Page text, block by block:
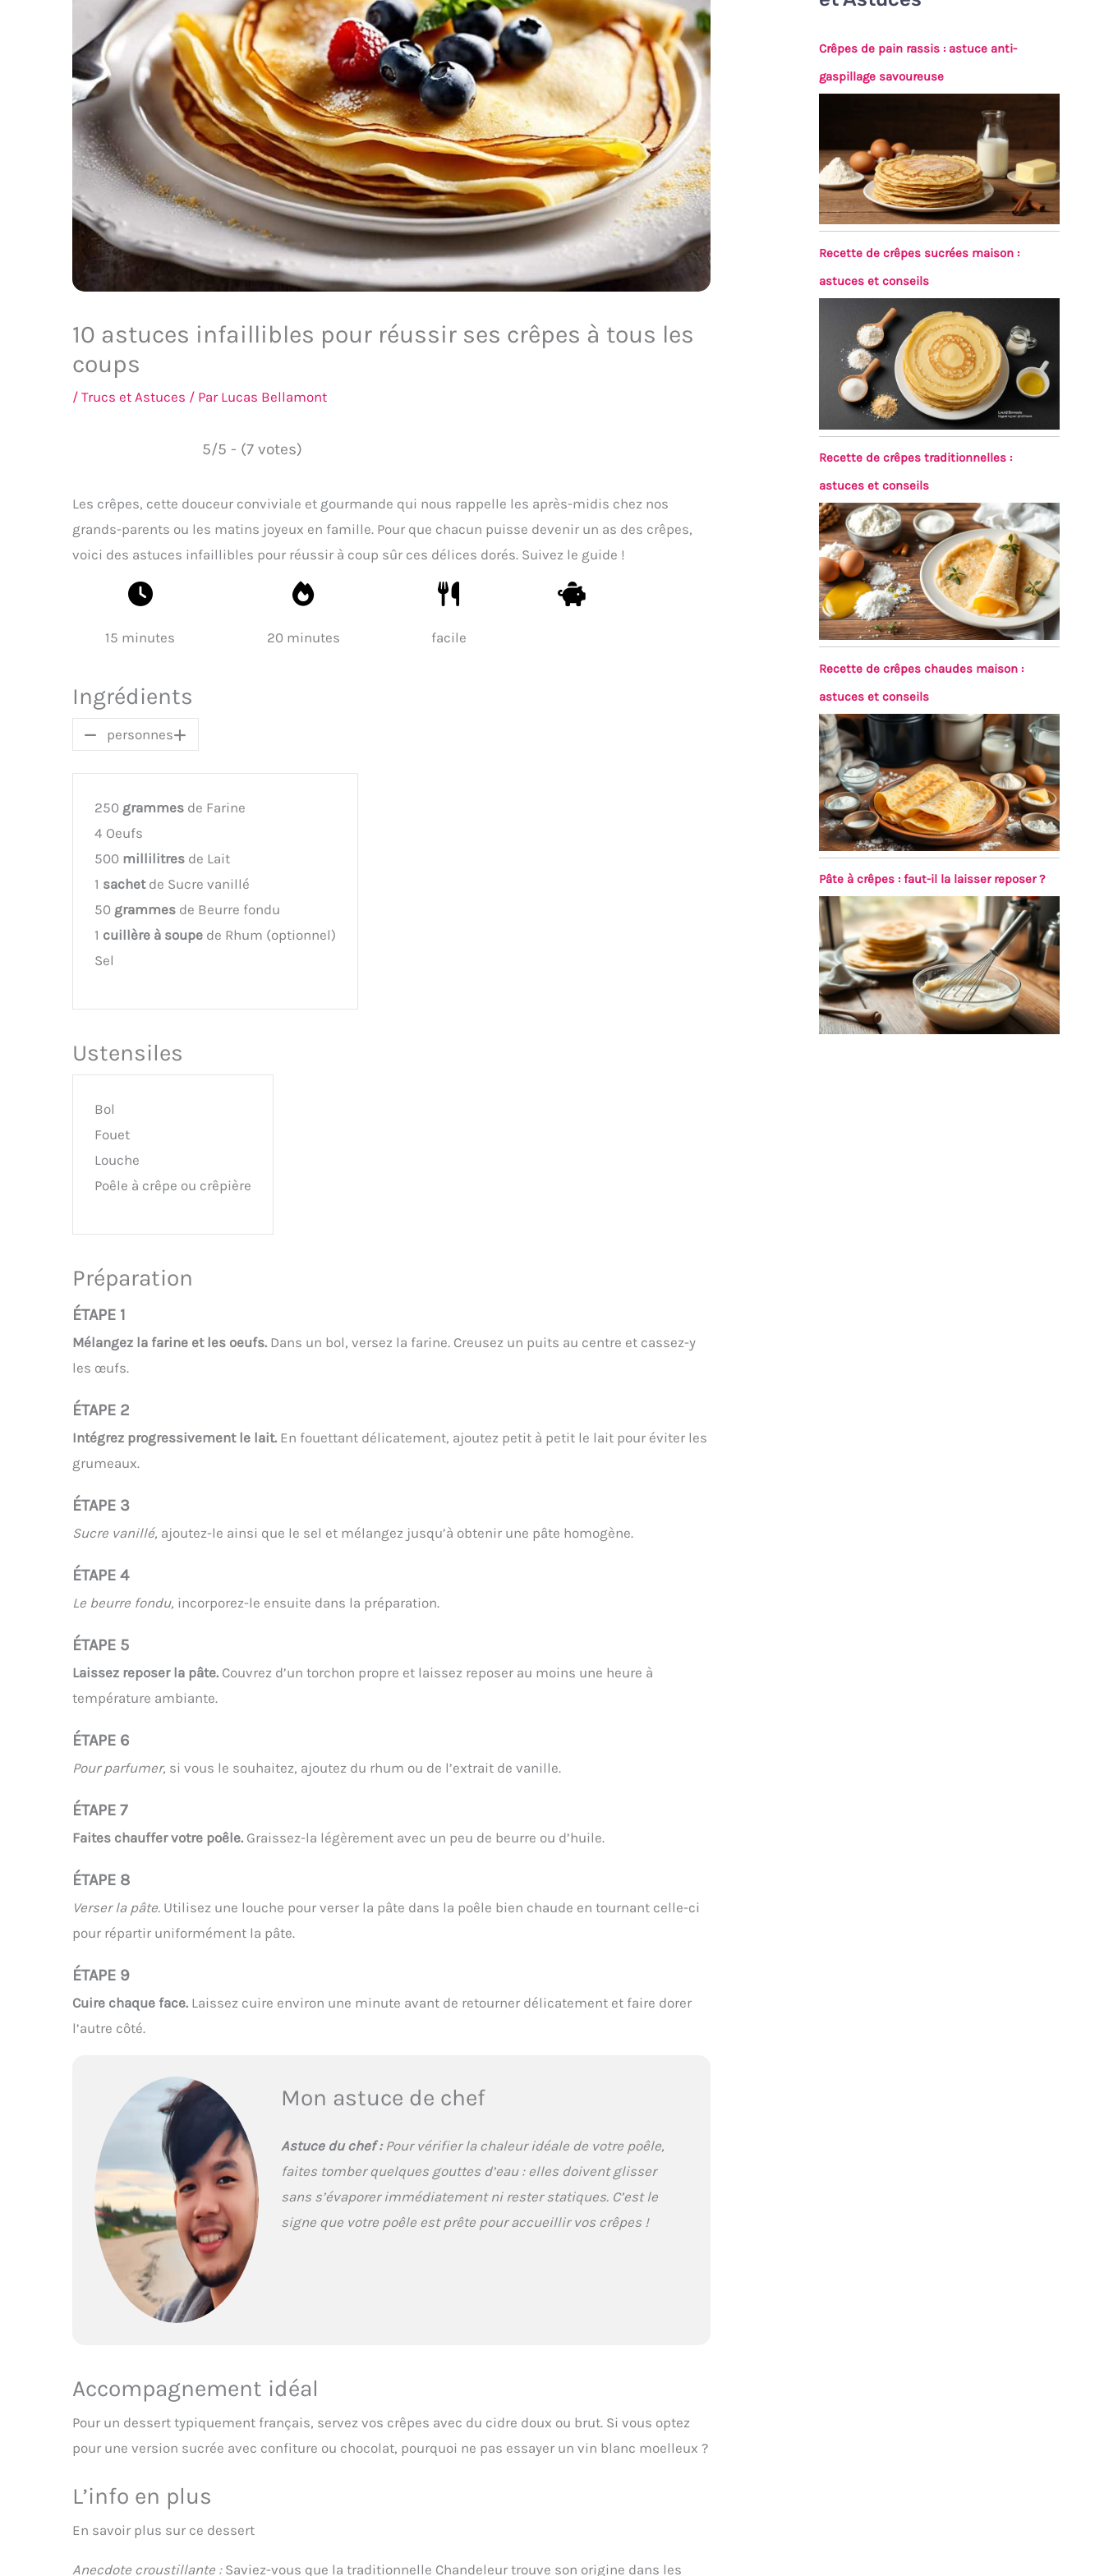
10 astuces infaillibles pour réussir ses crêpes à tous les
coups
/ Trucs et Astuces / Par Lucas Bellamont
5/5 - (7 votes)
Les crêpes, cette douceur conviviale et gourmande qui nous rappelle les après-midis chez nos
grands-parents ou les matins joyeux en famille. Pour que chacun puisse devenir un as des crêpes,
voici des astuces infaillibles pour réussir à coup sûr ces délices dorés. Suivez le guide !
15 minutes 20 minutes facile
Ingrédients
personnes
250 grammes de Farine
4 Oeufs
500 millilitres de Lait
1 sachetde Sucre vanillé
50 grammes de Beurre fondu
1 cuillère à soupe de Rhum (optionnel)
Sel
Ustensiles
Bol
Fouet
Louche
Poêle à crêpe ou crêpière
Préparation
ÉTAPE 1
Mélangez la farine et les oeufs. Dans un bol, versez la farine. Creusez un puits au centre et cassez-y
les œufs.
ÉTAPE 2
Intégrez progressivement le lait. En fouettant délicatement, ajoutez petit à petit le lait pour éviter les
grumeaux.
ÉTAPE 3
Sucre vanillé, ajoutez-le ainsi que le sel et mélangez jusqu’à obtenir une pâte homogène.
ÉTAPE 4
Le beurre fondu, incorporez-le ensuite dans la préparation.
ÉTAPE 5
Laissez reposer la pâte. Couvrez d’un torchon propre et laissez reposer au moins une heure à
température ambiante.
ÉTAPE 6
Pour parfumer, si vous le souhaitez, ajoutez du rhum ou de l’extrait de vanille.
ÉTAPE 7
Faites chauffer votre poêle. Graissez-la légèrement avec un peu de beurre ou d’huile.
ÉTAPE 8
Verser la pâte. Utilisez une louche pour verser la pâte dans la poêle bien chaude en tournant celle-ci
pour répartir uniformément la pâte.
ÉTAPE 9
Cuire chaque face. Laissez cuire environ une minute avant de retourner délicatement et faire dorer
l’autre côté.
Mon astuce de chef
Astuce du chef :Pour vérifier la chaleur idéale de votre poêle,
faites tomber quelques gouttes d’eau : elles doivent glisser
sans s’évaporer immédiatement ni rester statiques. C’est le
signe que votre poêle est prête pour accueillir vos crêpes !
Accompagnement idéal
Pour un dessert typiquement français, servez vos crêpes avec du cidre doux ou brut. Si vous optez
pour une version sucrée avec confiture ou chocolat, pourquoi ne pas essayer un vin blanc moelleux ?
L’info en plus
En savoir plus sur ce dessert
Anecdote croustillante :Saviez-vous que la traditionnelle Chandeleur trouve son origine dans les
Crêpes de pain rassis : astuce anti-
gaspillage savoureuse
Recette de crêpes sucrées maison :
astuces et conseils
Recette de crêpes traditionnelles :
astuces et conseils
Recette de crêpes chaudes maison :
astuces et conseils
Pâte à crêpes : faut-il la laisser reposer ?